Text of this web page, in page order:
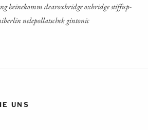
hei­ne­komm dearox­bridge oxbridge stif­fup­
nele­pol­lat­schek gintonic
UNS